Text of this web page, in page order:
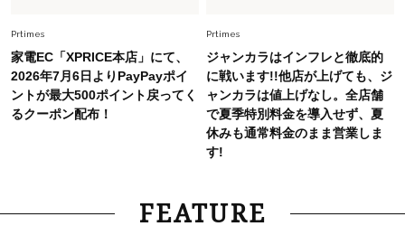
Prtimes
家電EC「XPRICE本店」にて、
2026年7月6日よりPayPayポイ
ントが最大500ポイント戻ってく
るクーポン配布！
Prtimes
ジャンカラはインフレと徹底的
に戦います!!他店が上げても、ジ
ャンカラは値上げなし。全店舗
で夏季特別料金を導入せず、夏
休みも通常料金のまま営業しま
す!
FEATURE